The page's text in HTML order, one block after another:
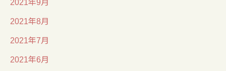
2021年8月
2021年7月
2021年6月